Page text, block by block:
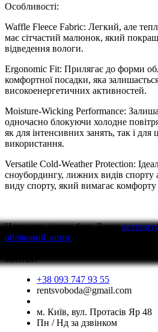
Особливості:
Waffle Fleece Fabric: Легкий, але
має сітчастий малюнок, який
відведення вологи.
Ergonomic Fit: Прилягає до форми
комфортної посадки, яка
високоенергетичних активностей.
Moisture-Wicking Performance:
одночасно блокуючи холодне
як для інтенсивних занять, так і для
використання.
Versatile Cold-Weather Protection:
сноубордингу, лижних видів спорту
виду спорту, який вимагає комфорту
Написати відгукбудь Ласка
обліковий запис
Контакт
+38 093 747 93 55
rentsvoboda@gmail.com
м. Київ, вул. Протасів Яр 48
Пн / Нд за дзвінком